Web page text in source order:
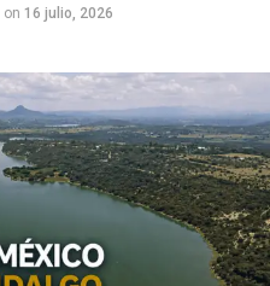
on 16 julio, 2026